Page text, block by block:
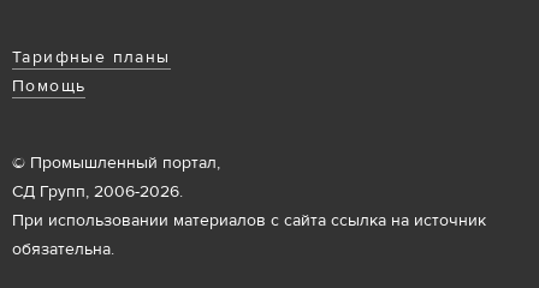
Тарифные планы
Помощь
© Промышленный портал,
СД Групп, 2006-2026.
При использовании материалов с сайта ссылка на источник
обязательна.